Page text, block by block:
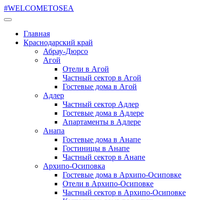
#WELCOMETOSEA
Главная
Краснодарский край
Абрау-Дюрсо
Агой
Отели в Агой
Частный сектор в Агой
Гостевые дома в Агой
Адлер
Частный сектор Адлер
Гостевые дома в Адлере
Апартаменты в Адлере
Анапа
Гостевые дома в Анапе
Гостиницы в Анапе
Частный сектор в Анапе
Архипо-Осиповка
Гостевые дома в Архипо-Осиповке
Отели в Архипо-Осиповке
Частный сектор в Архипо-Осиповке